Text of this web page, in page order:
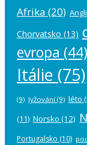
Afrika (20)
Chorvatsko (13)
evropa (44)
Itálie (75)
(9) lyžování (9) léto
(11) Norsko (12)
Portugalsko (10)